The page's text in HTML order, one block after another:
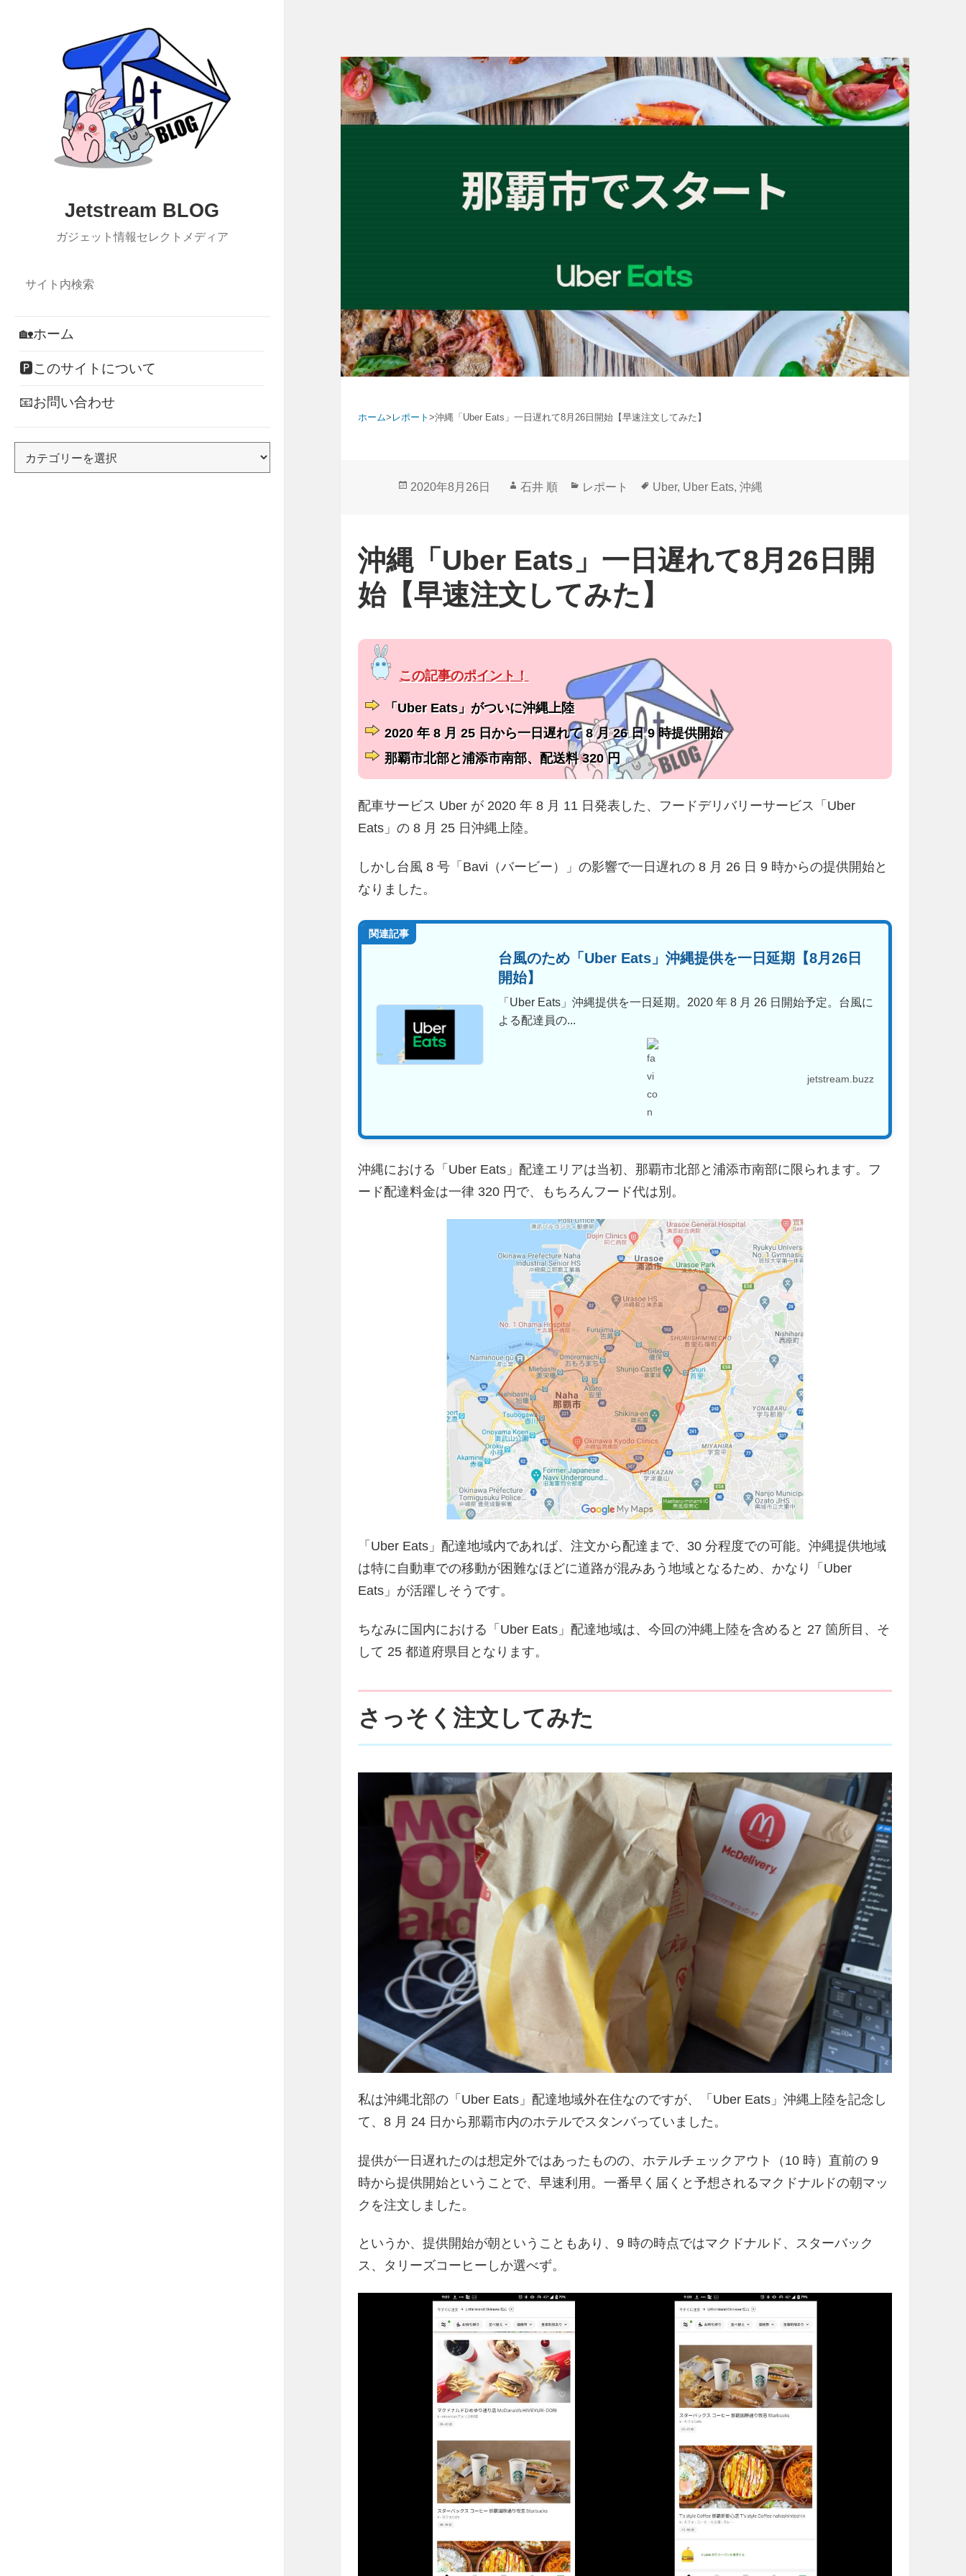
Jetstream BLOG
ガジェット情報セレクトメディア
🏡ホーム
🅿このサイトについて
📧お問い合わせ
ホーム> レポート>沖縄「Uber Eats」一日遅れて8月26日開始【早速注文してみた】
投
2020年8月26日
作
石井 順
カ
ー
レポート
タ
Uber, Uber Eats,沖縄
沖縄「Uber Eats」一日遅れて8月26日開
始【早速注文してみた】
「Uber Eats」がついに沖縄上陸
2020 年 8 月 25 日から一日遅れて 8 月 26 日 9 時提供開始
那覇市北部と浦添市南部、配送料 320 円
配車サービス Uber が 2020 年 8 月 11 日発表した、フードデリバリーサービス「Uber
Eats」の 8 月 25 日沖縄上陸。
しかし台風 8 号「Bavi（バービー）」の影響で一日遅れの 8 月 26 日 9 時からの提供開始と
なりました。
関連記事
台風のため「Uber Eats」沖縄提供を一日延期【8月26日
開始】
「Uber Eats」沖縄提供を一日延期。2020 年 8 月 26 日開始予定。台風に
よる配達員の...
jetstream.buzz
沖縄における「Uber Eats」配達エリアは当初、那覇市北部と浦添市南部に限られます。フ
ード配達料金は一律 320 円で、もちろんフード代は別。
「Uber Eats」配達地域内であれば、注文から配達まで、30 分程度での可能。沖縄提供地域
は特に自動車での移動が困難なほどに道路が混みあう地域となるため、かなり「Uber
Eats」が活躍しそうです。
ちなみに国内における「Uber Eats」配達地域は、今回の沖縄上陸を含めると 27 箇所目、そ
して 25 都道府県目となります。
さっそく注文してみた
私は沖縄北部の「Uber Eats」配達地域外在住なのですが、「Uber Eats」沖縄上陸を記念し
て、8 月 24 日から那覇市内のホテルでスタンバっていました。
提供が一日遅れたのは想定外ではあったものの、ホテルチェックアウト（10 時）直前の 9
時から提供開始ということで、早速利用。一番早く届くと予想されるマクドナルドの朝マッ
クを注文しました。
というか、提供開始が朝ということもあり、9 時の時点ではマクドナルド、スターバック
ス、タリーズコーヒーしか選べず。